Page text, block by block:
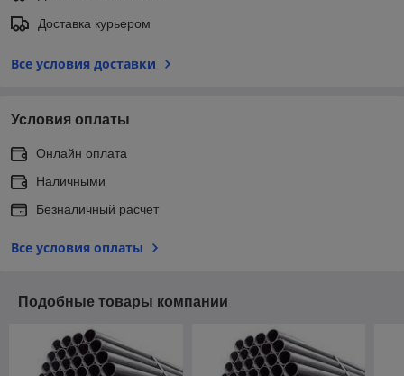
Доставка курьером
Все условия доставки
Условия оплаты
Онлайн оплата
Наличными
Безналичный расчет
Все условия оплаты
Подобные товары компании